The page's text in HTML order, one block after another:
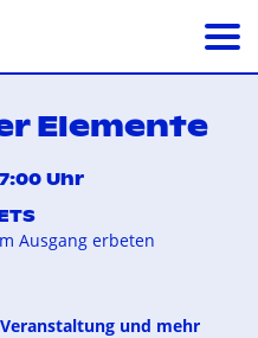
Elemente
Uhr
Ausgang erbeten
und mehr